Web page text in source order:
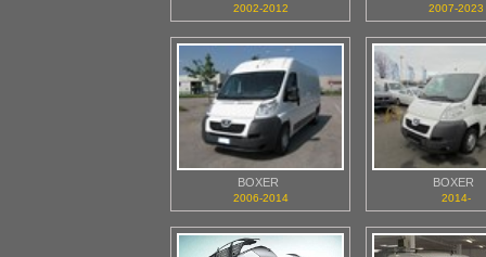
2002-2012 2007-2023
BOXER
2006-2014
BOXER
2014-